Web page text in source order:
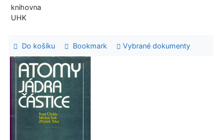
knihovna
UHK
Do košíku Bookmark Vybrané dokumenty